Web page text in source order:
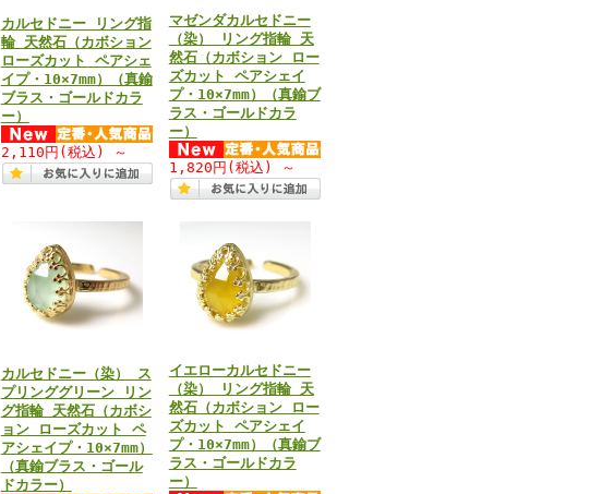
カルセドニー リング指
輪 天然石（カボション
ローズカット ペアシェ
イプ・10×7mm）（真鍮
ブラス・ゴールドカラ
ー）
2,110円 (税込) ～
マゼンダカルセドニー
（染） リング指輪 天
然石（カボション ロー
ズカット ペアシェイ
プ・10×7mm）（真鍮ブ
ラス・ゴールドカラ
ー）
1,820円 (税込) ～
カルセドニー（染） ス
プリンググリーン リン
グ指輪 天然石（カボシ
ョン ローズカット ペ
アシェイプ・10×7mm）
（真鍮ブラス・ゴール
ドカラー）
イエローカルセドニー
（染） リング指輪 天
然石（カボション ロー
ズカット ペアシェイ
プ・10×7mm）（真鍮ブ
ラス・ゴールドカラ
ー）